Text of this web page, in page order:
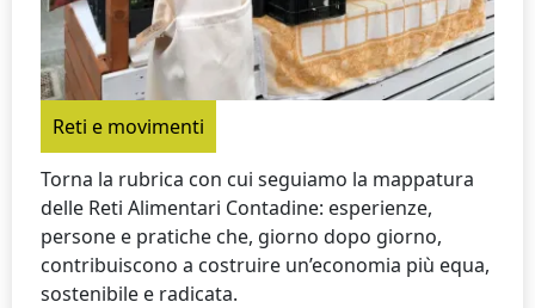
Reti e movimenti
Torna la rubrica con cui seguiamo la mappatura
delle Reti Alimentari Contadine: esperienze,
persone e pratiche che, giorno dopo giorno,
contribuiscono a costruire un’economia più equa,
sostenibile e radicata.